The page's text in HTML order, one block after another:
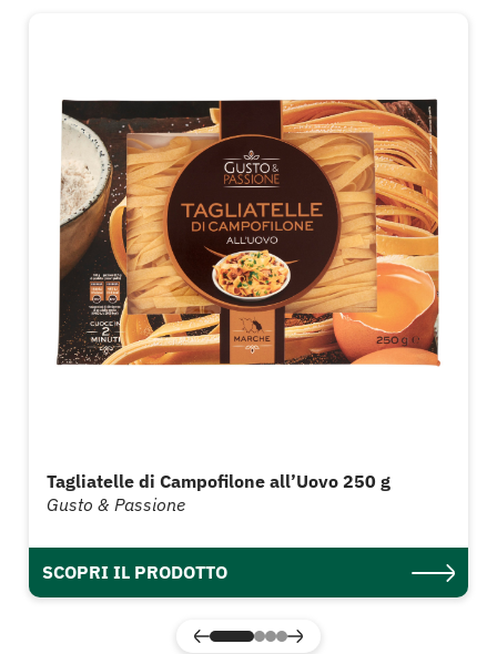
Tagliatelle di Campofilone all’Uovo 250 g
Gusto & Passione
SCOPRI IL PRODOTTO